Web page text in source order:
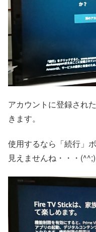
アカウントに登録され
きます。
使用するなら「続行」
見えませんね・・・(^^;)